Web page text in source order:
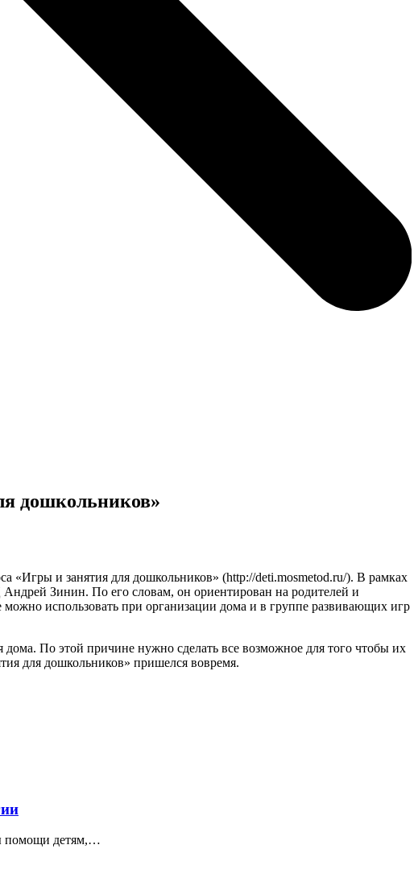
дошкольников»
«Игры и занятия для дошкольников» (http://deti.mosmetod.ru/). В рамках
Андрей Зинин. По его словам, он ориентирован на родителей и
можно использовать при организации дома и в группе развивающих игр
По этой причине нужно сделать все возможное для того чтобы их
для дошкольников» пришелся вовремя.
помощи детям,…